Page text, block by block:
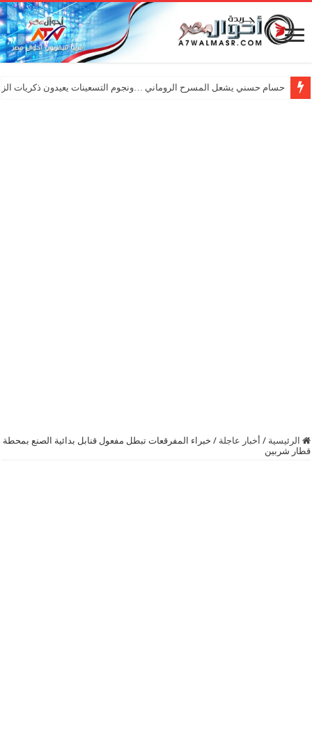
حسام حسني يشعل المسرح الروماني …ونجوم التسعينات يعيدون ذكريات
الرئيسية / أخبار عاجلة / خبراء المفرقعات تبطل مفعول قنابل بدائية الصنع بمحطة
قطار شربين